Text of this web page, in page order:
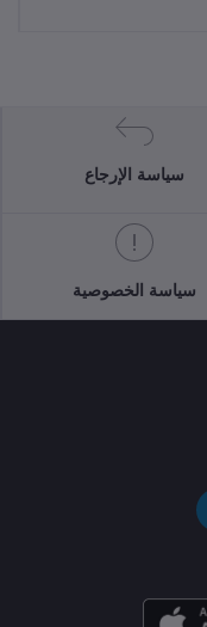
سياسة الإرجاع
سياسة الخصوصية